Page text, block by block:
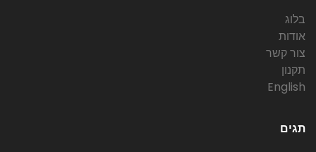
בלוג
אודות
צור קשר
תקנון
English
תגים